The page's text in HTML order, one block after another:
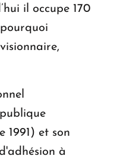
il occupe 170
1991) et son
à